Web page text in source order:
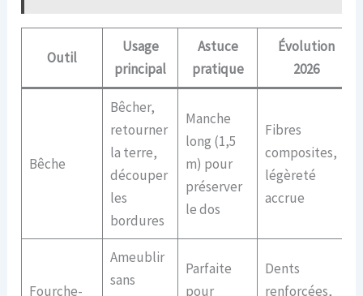
Outil
Usage
principal
Astuce
pratique
Évolution
2026
Bêche
Bêcher,
retourner
la terre,
découper
les
bordures
Manche
long (1,5
m) pour
préserver
le dos
Fibres
composites,
légèreté
accrue
Fourche-
Ameublir
sans
Parfaite
pour
Dents
renforcées,